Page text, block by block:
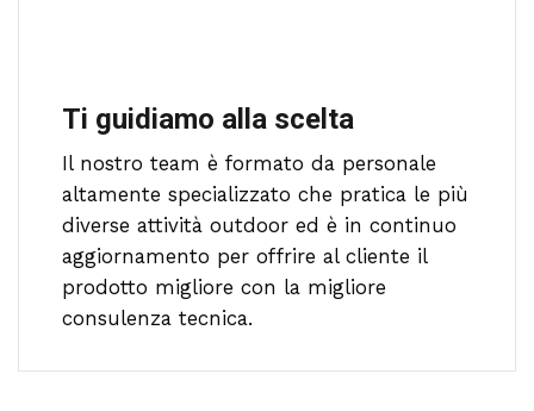
Ti guidiamo alla scelta
Il nostro team è formato da personale
altamente specializzato che pratica le più
diverse attività outdoor ed è in continuo
aggiornamento per offrire al cliente il
prodotto migliore con la migliore
consulenza tecnica.